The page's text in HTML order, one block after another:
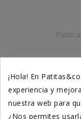
La
no
¡Hola! En
experiencia y
nuestra web para
¿Nos permites